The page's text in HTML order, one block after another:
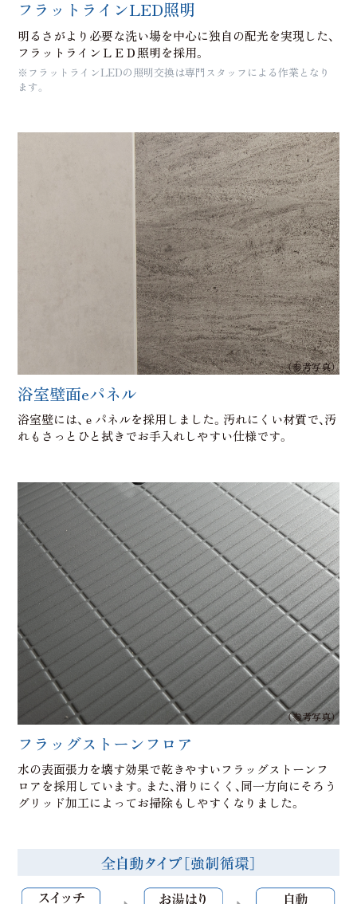
フラットラインLED照明
明るさがより必要な洗い場を中心に独自の配光を実現した、
フラットラインＬＥＤ照明を採用。
※フラットラインLEDの照明交換は専門スタッフによる作業となり
ます。
（参考写真）
浴室壁面eパネル
浴室壁には、ｅパネルを採用しました。汚れにくい材質で、汚
れもさっとひと拭きでお手入れしやすい仕様です。
（参考写真）
フラッグストーンフロア
水の表面張力を壊す効果で乾きやすいフラッグストーンフ
ロアを採用しています。また、滑りにくく、同一方向にそろう
グリッド加工によってお掃除もしやすくなりました。